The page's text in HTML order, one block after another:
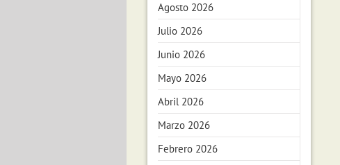
Agosto 2026
Julio 2026
Junio 2026
Mayo 2026
Abril 2026
Marzo 2026
Febrero 2026